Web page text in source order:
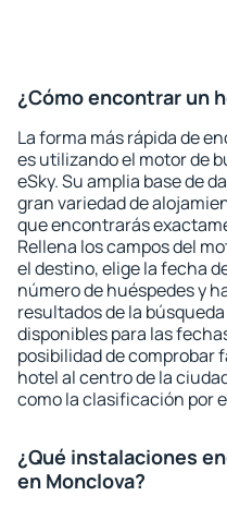
¿Cómo encontrar un
La forma más rápida de
es utilizando el motor de
eSky. Su amplia base de
gran variedad de
que encontrarás
Rellena los campos del
el destino, elige la fecha
número de huéspedes y
resultados de la
disponibles para las
posibilidad de comprobar
hotel al centro de la
como la clasificación por
¿Qué instalaciones
en Monclova?